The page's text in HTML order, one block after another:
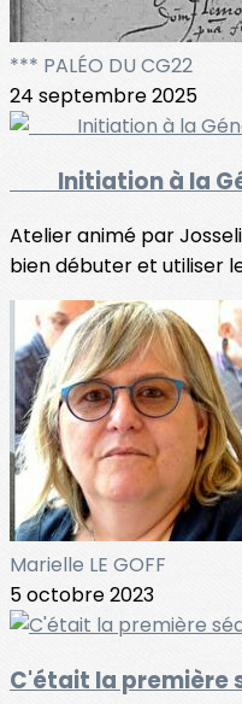
*** PALÉO DU CG22
24 septembre 2025
Initiation à la
Atelier animé par
bien débuter et utiliser
Marielle LE GOFF
5 octobre 2023
C'était la première